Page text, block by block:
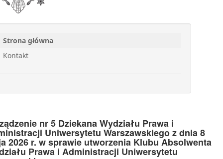
Strona główna
Kontakt
nr 5 Dziekana Wydziału Prawa i
Uniwersytetu Warszawskiego z dnia 8
2026 r. w sprawie utworzenia Klubu Absolwenta
Prawa i Administracji Uniwersytetu